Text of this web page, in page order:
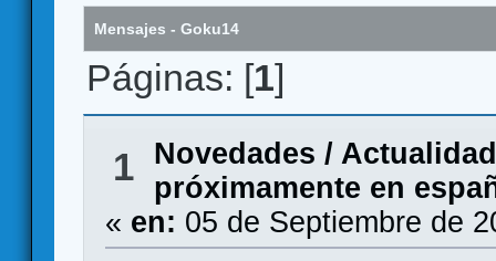
Mensajes - Goku14
Páginas: [1]
1
Novedades / Actualidad
próximamente en
« en: 05 de Septiembre de